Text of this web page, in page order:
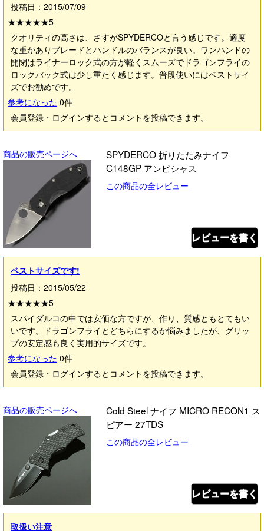
投稿日：2015/07/09
★★★★★5
クオリティの高さは、さすがSPYDERCOと言う感じです。適度
な重がありブレードとハンドルのバランスが良い。ワンハンドの
開閉はライナーロック式の方が軽くスムーズでドラゴンフライの
ロックバック式は少し重たく感じます。普段使いにはベストサイ
ズでお勧めです。
参考になった 0件
会員登録・ログインするとコメントを投稿できます。
商品の販売ページへ
SPYDERCO 折りたたみナイフ
C148GP アンビシャス
この商品の全レビュー
レビューを書く
ベストサイズです!
投稿日：2015/05/22
★★★★★5
スパイダルコの中では安価な方ですが、作り、質感ともとてもい
いです。ドラゴンフライとどちらにするか悩みましたが、グリッ
プの安定感も良く実用的サイズです。
参考になった 0件
会員登録・ログインするとコメントを投稿できます。
商品の販売ページへ
Cold Steel ナイフ MICRO RECON1 ス
ピアー 27TDS
この商品の全レビュー
レビューを書く
取扱い注意